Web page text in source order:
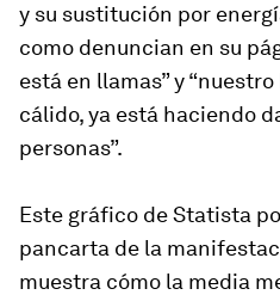
y su sustitución por
como denuncian en su
está en llamas” y
cálido, ya está haciendo
personas”.
Este gráfico de Statista
pancarta de la
muestra cómo la media